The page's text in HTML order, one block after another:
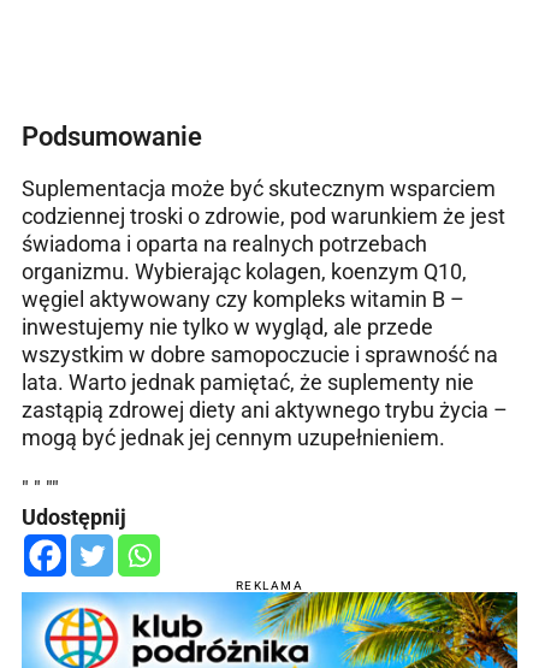
Podsumowanie
Suplementacja może być skutecznym wsparciem
codziennej troski o zdrowie, pod warunkiem że jest
świadoma i oparta na realnych potrzebach
organizmu. Wybierając kolagen, koenzym Q10,
węgiel aktywowany czy kompleks witamin B –
inwestujemy nie tylko w wygląd, ale przede
wszystkim w dobre samopoczucie i sprawność na
lata. Warto jednak pamiętać, że suplementy nie
zastąpią zdrowej diety ani aktywnego trybu życia –
mogą być jednak jej cennym uzupełnieniem.
" " ""
Udostępnij
REKLAMA